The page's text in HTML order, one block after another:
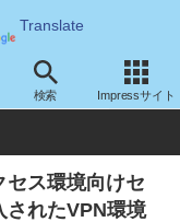
Translate
検索 Impressサイト
ィサービス
セス環境向けセ
れたVPN環境